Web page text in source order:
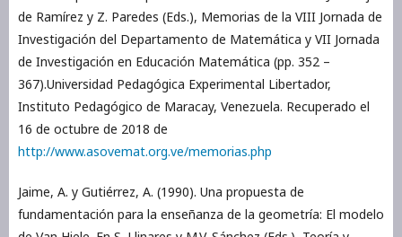
de Ramírez y Z. Paredes (Eds.), Memorias de la VIII Jornada de
Investigación del Departamento de Matemática y VII Jornada
de Investigación en Educación Matemática (pp. 352 –
367).Universidad Pedagógica Experimental Libertador,
Instituto Pedagógico de Maracay, Venezuela. Recuperado el
16 de octubre de 2018 de
http://www.asovemat.org.ve/memorias.php
Jaime, A. y Gutiérrez, A. (1990). Una propuesta de
fundamentación para la enseñanza de la geometría: El modelo